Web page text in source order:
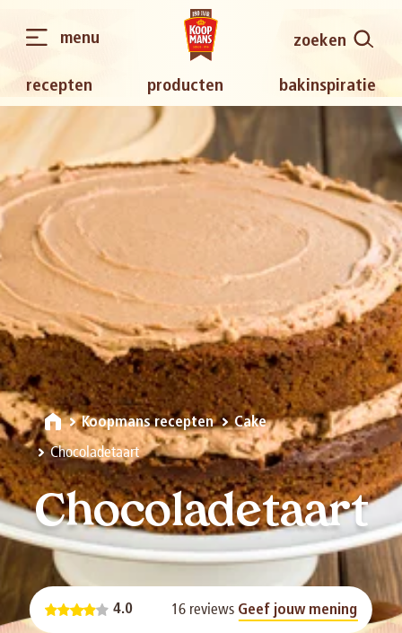
recepten producten bakinspiratie
zoeken
menu
Koopmans recepten Cake
Chocoladetaart
Chocoladetaart
4.0 16 reviews Geef jouw mening